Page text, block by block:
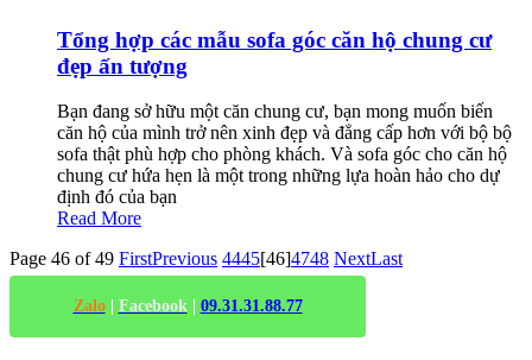
Tổng hợp các mẫu sofa góc căn hộ chung cư
đẹp ấn tượng
Bạn đang sở hữu một căn chung cư, bạn mong muốn biến
căn hộ của mình trở nên xinh đẹp và đẳng cấp hơn với bộ bộ
sofa thật phù hợp cho phòng khách. Và sofa góc cho căn hộ
chung cư hứa hẹn là một trong những lựa hoàn hảo cho dự
định đó của bạn
Read More
Page 46 of 49 FirstPrevious 4445[46]4748 NextLast
Zalo| Facebook| 09.31.31.88.77